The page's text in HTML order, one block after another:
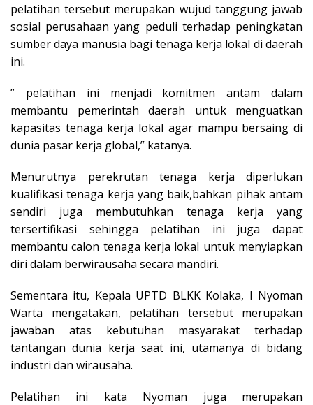
pelatihan tersebut merupakan wujud tanggung jawab
sosial perusahaan yang peduli terhadap peningkatan
sumber daya manusia bagi tenaga kerja lokal di daerah
ini.
” pelatihan ini menjadi komitmen antam dalam
membantu pemerintah daerah untuk menguatkan
kapasitas tenaga kerja lokal agar mampu bersaing di
dunia pasar kerja global,” katanya.
Menurutnya perekrutan tenaga kerja diperlukan
kualifikasi tenaga kerja yang baik,bahkan pihak antam
sendiri juga membutuhkan tenaga kerja yang
tersertifikasi sehingga pelatihan ini juga dapat
membantu calon tenaga kerja lokal untuk menyiapkan
diri dalam berwirausaha secara mandiri.
Sementara itu, Kepala UPTD BLKK Kolaka, I Nyoman
Warta mengatakan, pelatihan tersebut merupakan
jawaban atas kebutuhan masyarakat terhadap
tantangan dunia kerja saat ini, utamanya di bidang
industri dan wirausaha.
Pelatihan ini kata Nyoman juga merupakan